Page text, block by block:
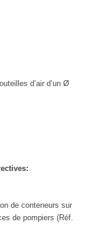
d’air d’un Ø
de conteneurs sur
de pompiers (Réf.